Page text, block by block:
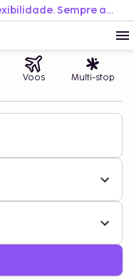
Reserve facilmente. Viaje com flexibilidade. Sempre ao melhor preço.
Voos Multi-stop